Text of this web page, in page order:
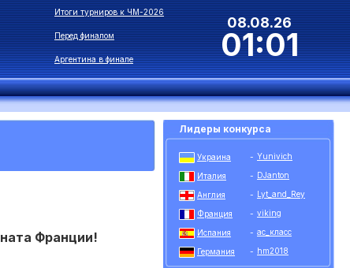
Итоги турниров к ЧМ-2026
Перед финалом
Аргентина в финале
08.08.26
01:01
Франции!
Лидеры конкурса
Украина - Yunivich
Италия - DJanton
Англия - Lyt_and_Rey
Франция - viking
Испания - ас_класс
Германия - hm2018